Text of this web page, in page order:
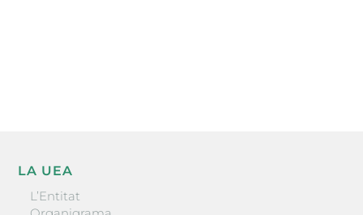
LA UEA
L’Entitat